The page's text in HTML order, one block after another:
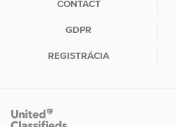
CONTACT
GDPR
REGISTRÁCIA